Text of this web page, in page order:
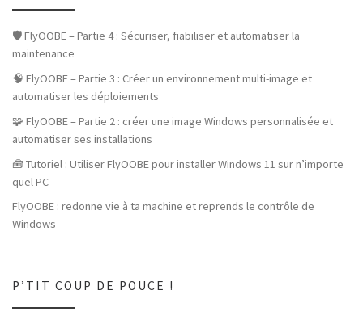
🛡️ FlyOOBE – Partie 4 : Sécuriser, fiabiliser et automatiser la
maintenance
🧠 FlyOOBE – Partie 3 : Créer un environnement multi-image et
automatiser les déploiements
🧩 FlyOOBE – Partie 2 : créer une image Windows personnalisée et
automatiser ses installations
🧰 Tutoriel : Utiliser FlyOOBE pour installer Windows 11 sur n’importe
quel PC
FlyOOBE : redonne vie à ta machine et reprends le contrôle de
Windows
P’TIT COUP DE POUCE !